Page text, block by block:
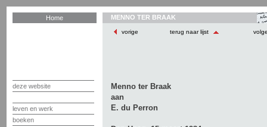
Home
deze website
leven en werk
boeken
MENNO TER BRAAK
vorige terug naar lijst
Menno ter Braak
aan
E. du Perron